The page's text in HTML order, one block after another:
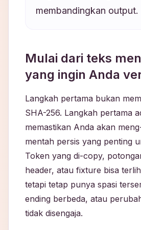
membandingkan output.
Mulai dari teks
yang ingin Anda
Langkah pertama bukan
SHA-256. Langkah pertama
memastikan Anda akan
mentah persis yang penting
Token yang di-copy,
header, atau fixture bisa
tetapi tetap punya spasi
ending berbeda, atau
tidak disengaja.